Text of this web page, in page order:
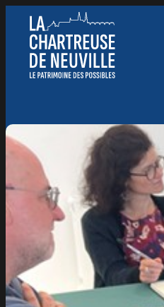
Nous suivre
Panneau de gestion des cookies